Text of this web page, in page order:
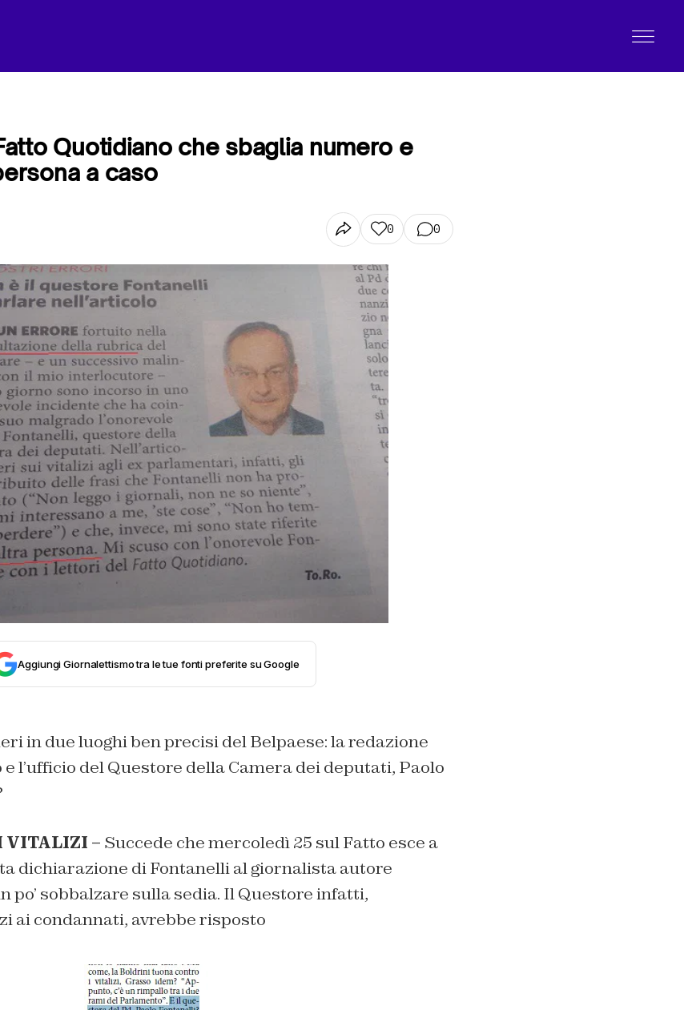
Quotidiano che sbaglia numero e
a caso
0 0
Aggiungi Giornalettismo tra le tue fonti preferite su Google
in due luoghi ben precisi del Belpaese: la redazione
l’ufficio del Questore della Camera dei deputati, Paolo
VITALIZI – Succede che mercoledì 25 sul Fatto esce a
dichiarazione di Fontanelli al giornalista autore
po’ sobbalzare sulla sedia. Il Questore infatti,
ai condannati, avrebbe risposto